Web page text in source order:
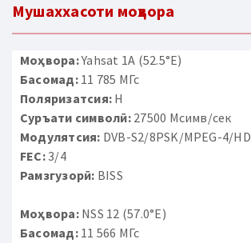
Мушаххасоти моҳвора
Моҳвора:Yahsat 1A (52.5°E)
Басомад:11 785 МГс
Поляризатсия: H
Суръати символӣ:27500 Мсимв/сек
Модулятсия: DVB-S2/8PSK/MPEG-4/HD
FEC:3/4
Рамзгузорӣ: BISS
Моҳвора:NSS 12 (57.0°E)
Басомад:11 566 МГс